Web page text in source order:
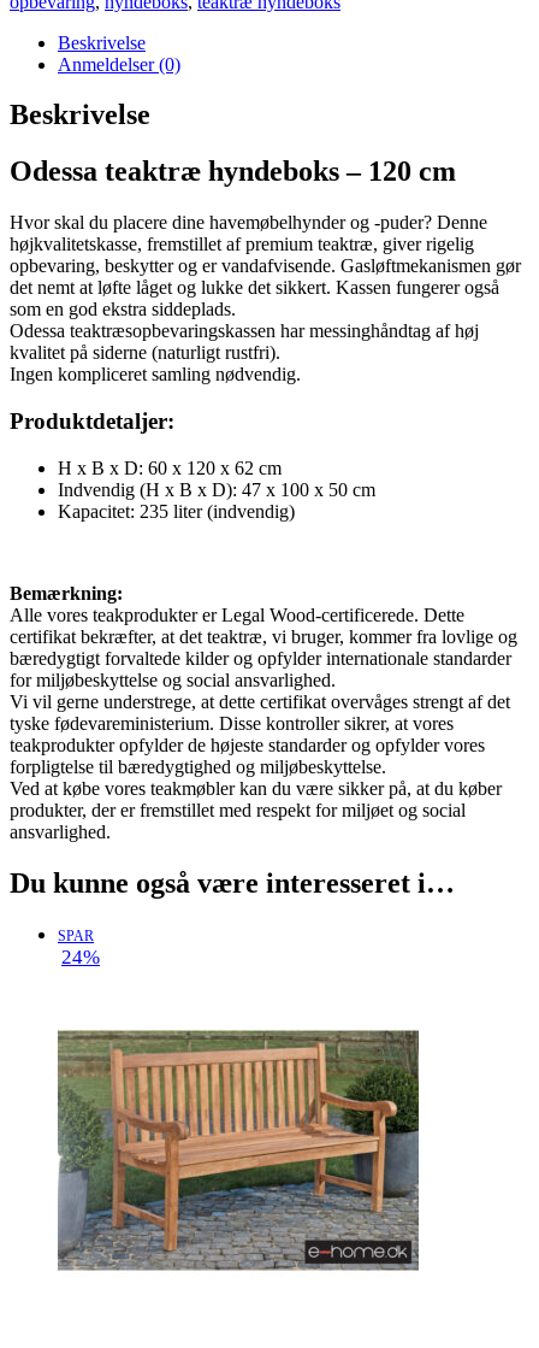
Beskrivelse
Anmeldelser (0)
Beskrivelse
Odessa teaktræ hyndeboks – 120 cm
Hvor skal du placere dine havemøbelhynder og -puder? Denne
højkvalitetskasse, fremstillet af premium teaktræ, giver rigelig
opbevaring, beskytter og er vandafvisende. Gasløftmekanismen gør
det nemt at løfte låget og lukke det sikkert. Kassen fungerer også
som en god ekstra siddeplads.
Odessa teaktræsopbevaringskassen har messinghåndtag af høj
kvalitet på siderne (naturligt rustfri).
Ingen kompliceret samling nødvendig.
Produktdetaljer:
H x B x D: 60 x 120 x 62 cm
Indvendig (H x B x D): 47 x 100 x 50 cm
Kapacitet: 235 liter (indvendig)
Bemærkning:
Alle vores teakprodukter er Legal Wood-certificerede. Dette
certifikat bekræfter, at det teaktræ, vi bruger, kommer fra lovlige og
bæredygtigt forvaltede kilder og opfylder internationale standarder
for miljøbeskyttelse og social ansvarlighed.
Vi vil gerne understrege, at dette certifikat overvåges strengt af det
tyske fødevareministerium. Disse kontroller sikrer, at vores
teakprodukter opfylder de højeste standarder og opfylder vores
forpligtelse til bæredygtighed og miljøbeskyttelse.
Ved at købe vores teakmøbler kan du være sikker på, at du køber
produkter, der er fremstillet med respekt for miljøet og social
ansvarlighed.
Du kunne også være interesseret i…
SPAR
24%